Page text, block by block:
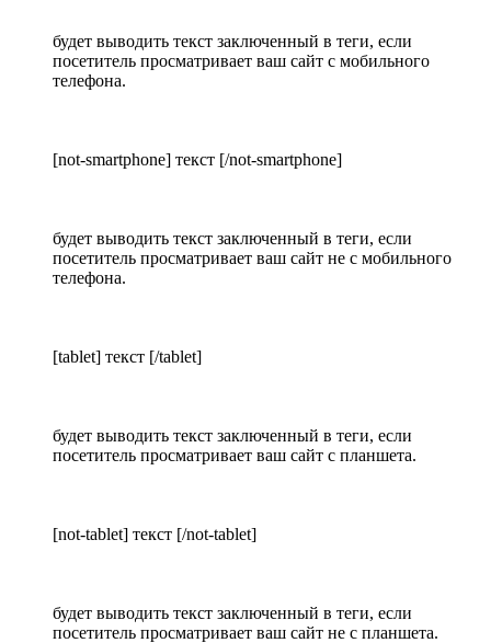
будет выводить текст заключенный в теги, если
посетитель просматривает ваш сайт с мобильного
телефона.
[not-smartphone] текст [/not-smartphone]
будет выводить текст заключенный в теги, если
посетитель просматривает ваш сайт не с мобильного
телефона.
[tablet] текст [/tablet]
будет выводить текст заключенный в теги, если
посетитель просматривает ваш сайт с планшета.
[not-tablet] текст [/not-tablet]
будет выводить текст заключенный в теги, если
посетитель просматривает ваш сайт не с планшета.